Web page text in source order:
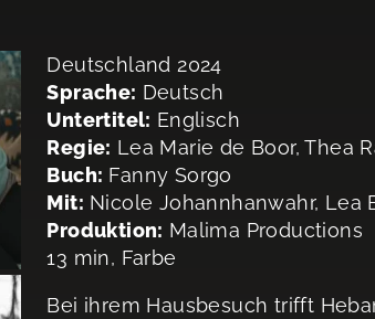
Deutschland 2024
Sprache: Deutsch
Untertitel: Englisch
Regie: Lea Marie de Boor, Thea
Buch: Fanny Sorgo
Mit: Nicole Johannhanwahr, Lea
Produktion: Malima Productions
13 min, Farbe
Bei ihrem Hausbesuch trifft